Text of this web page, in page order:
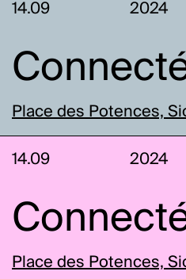
14.09 2024
Place des Potences,
14.09 2024
Place des Potences,